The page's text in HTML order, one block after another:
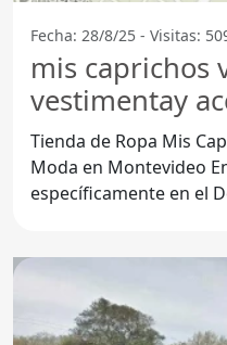
Fecha: 28/8/25 - Visitas:
mis caprichos
vestimentay
Montevideo
Tienda de Ropa Mis
Moda en Montevideo En el corazón de Montevideo,
específicamente en el